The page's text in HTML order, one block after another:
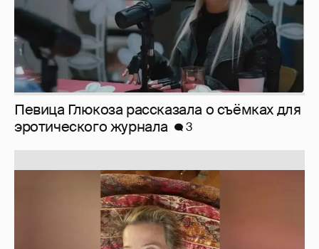
Певица Глюкоза рассказала о съёмках для
эротического журнала
3